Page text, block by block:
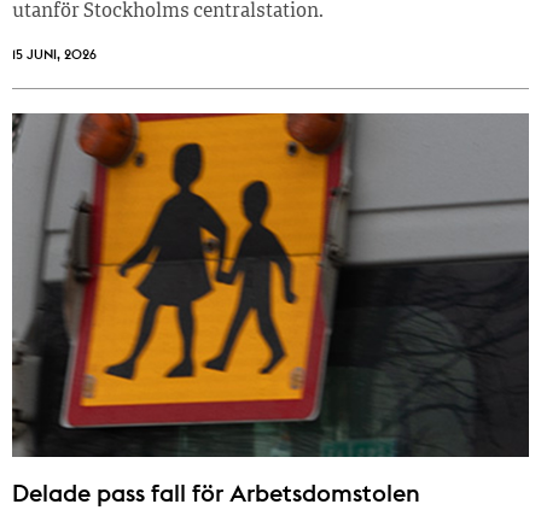
utanför Stockholms centralstation.
15 JUNI, 2026
Delade pass fall för Arbetsdomstolen